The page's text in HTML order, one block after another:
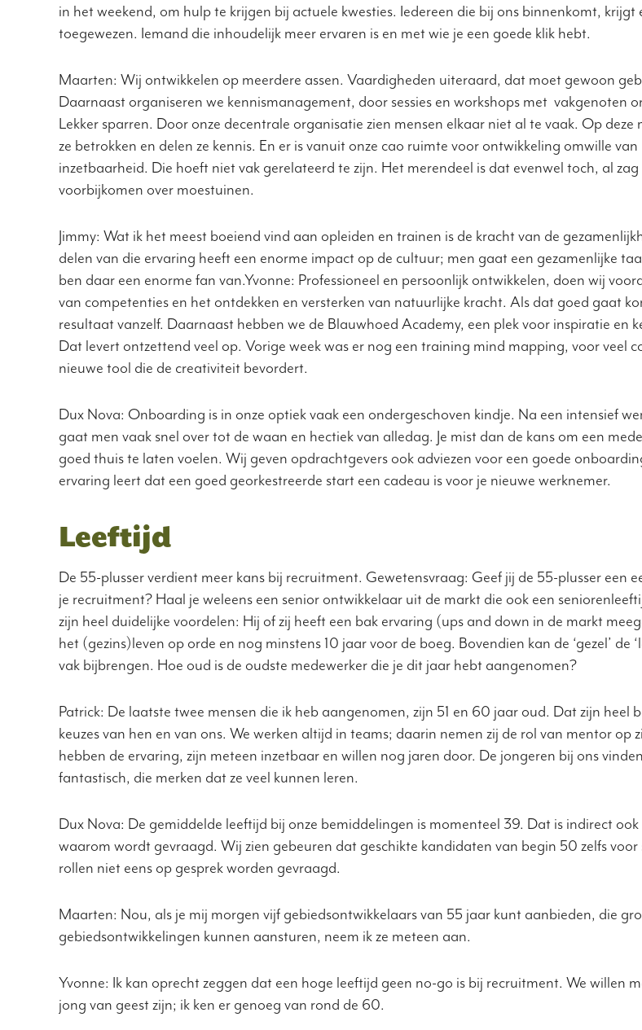
in het weekend, om hulp te krijgen bij actuele kwesties. Iedereen die bij ons binnenkomt, krijgt
toegewezen. Iemand die inhoudelijk meer ervaren is en met wie je een goede klik hebt.
Maarten: Wij ontwikkelen op meerdere assen. Vaardigheden uiteraard, dat moet gewoon
Daarnaast organiseren we kennismanagement, door sessies en workshops met vakgenoten
Lekker sparren. Door onze decentrale organisatie zien mensen elkaar niet al te vaak. Op deze
ze betrokken en delen ze kennis. En er is vanuit onze cao ruimte voor ontwikkeling omwille van
inzetbaarheid. Die hoeft niet vak gerelateerd te zijn. Het merendeel is dat evenwel toch, al
voorbijkomen over moestuinen.
Jimmy: Wat ik het meest boeiend vind aan opleiden en trainen is de kracht van de
delen van die ervaring heeft een enorme impact op de cultuur; men gaat een gezamenlijke
ben daar een enorme fan van.Yvonne: Professioneel en persoonlijk ontwikkelen, doen wij
van competenties en het ontdekken en versterken van natuurlijke kracht. Als dat goed gaat
resultaat vanzelf. Daarnaast hebben we de Blauwhoed Academy, een plek voor inspiratie en
Dat levert ontzettend veel op. Vorige week was er nog een training mind mapping, voor veel
nieuwe tool die de creativiteit bevordert.
Dux Nova: Onboarding is in onze optiek vaak een ondergeschoven kindje. Na een intensief
gaat men vaak snel over tot de waan en hectiek van alledag. Je mist dan de kans om een
goed thuis te laten voelen. Wij geven opdrachtgevers ook adviezen voor een goede
ervaring leert dat een goed georkestreerde start een cadeau is voor je nieuwe werknemer.
Leeftijd
De 55-plusser verdient meer kans bij recruitment. Gewetensvraag: Geef jij de 55-plusser een
je recruitment? Haal je weleens een senior ontwikkelaar uit de markt die ook een
zijn heel duidelijke voordelen: Hij of zij heeft een bak ervaring (ups and down in de markt
het (gezins)leven op orde en nog minstens 10 jaar voor de boeg. Bovendien kan de ‘gezel’ de
vak bijbrengen. Hoe oud is de oudste medewerker die je dit jaar hebt aangenomen?
Patrick: De laatste twee mensen die ik heb aangenomen, zijn 51 en 60 jaar oud. Dat zijn heel
keuzes van hen en van ons. We werken altijd in teams; daarin nemen zij de rol van mentor op
hebben de ervaring, zijn meteen inzetbaar en willen nog jaren door. De jongeren bij ons
fantastisch, die merken dat ze veel kunnen leren.
Dux Nova: De gemiddelde leeftijd bij onze bemiddelingen is momenteel 39. Dat is indirect
waarom wordt gevraagd. Wij zien gebeuren dat geschikte kandidaten van begin 50 zelfs voor
rollen niet eens op gesprek worden gevraagd.
Maarten: Nou, als je mij morgen vijf gebiedsontwikkelaars van 55 jaar kunt aanbieden, die
gebiedsontwikkelingen kunnen aansturen, neem ik ze meteen aan.
Yvonne: Ik kan oprecht zeggen dat een hoge leeftijd geen no-go is bij recruitment. We willen
jong van geest zijn; ik ken er genoeg van rond de 60.